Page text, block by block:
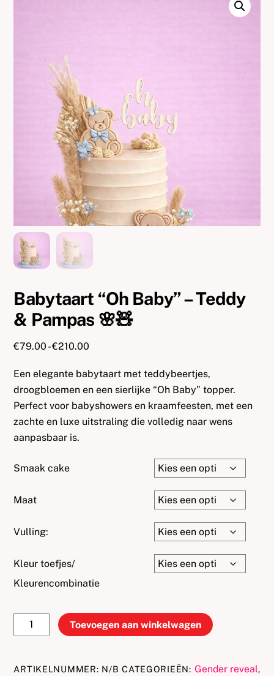
Babytaart “Oh Baby” – Teddy
& Pampas 🌸🧸
€79.00 - €210.00
tot
€210.00
Een elegante babytaart met teddybeertjes,
droogbloemen en een sierlijke “Oh Baby” topper.
Perfect voor babyshowers en kraamfeesten, met een
zachte en luxe uitstraling die volledig naar wens
aanpasbaar is.
Smaak cake
Maat
Vulling:
Kleur toefjes/
Kleurencombinatie
Babytaart
“Oh
–
Toevoegen aan winkelwagen
ARTIKELNUMMER: N/B CATEGORIEËN: Gender reveal,